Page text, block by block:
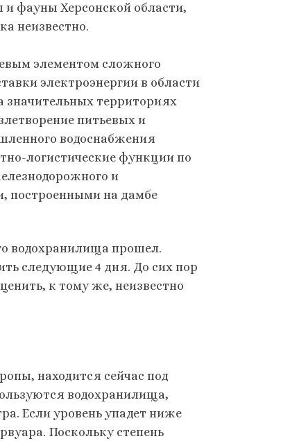
фауны Херсонской области,
неизвестно.
элементом сложного
электроэнергии в области
значительных территориях
питьевых и
водоснабжения
логистические функции по
и
построенными на дамбе
водохранилища прошел.
следующие 4 дня. До сих пор
к тому же, неизвестно
находится сейчас под
водохранилища,
Если уровень упадет ниже
Поскольку степень